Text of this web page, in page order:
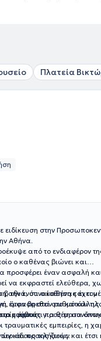
Πλατεία
ειδίκευση στην
Αθήνα.
από το ενδιαφέρον
ο καθένας βιώνει και
προσφέρει έναν ασφαλή
να εκφραστεί ελεύθερα,
βαθιά, ότι ο καθένας έχει
όταν βρεθεί στο
όρους.
την ενσυναίσθηση και τον
έμφαση στον ρυθμό και τις
μονοπάτι προς τη
εφήβους γιαθέματα
τραυματικές εμπειρίες, η
περιόδους της ζωής.
και προκλήσεων και έτσι